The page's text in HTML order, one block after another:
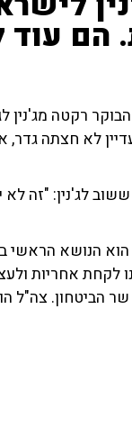
הם
רקטה מג'נין
לא חצתה
לג'נין: "זה
הנושא הראשי
לקחת אחריות
הביטחון. צה"ל